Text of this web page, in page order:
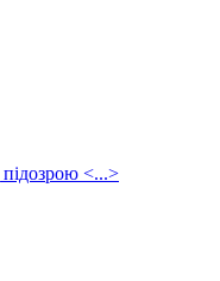
підозрою <...>